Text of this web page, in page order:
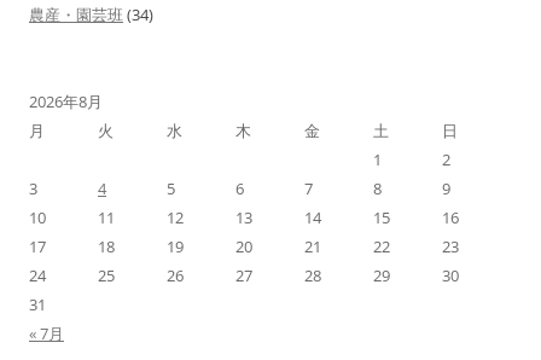
農産・園芸班(34)
2026年8月
月
火 水 木 金 土
日
1
2
3
4 5 6 7 8
9
10
11 12 13 14 15
16
17
18 19 20 21 22
23
24
25 26 27 28 29
30
31
« 7月